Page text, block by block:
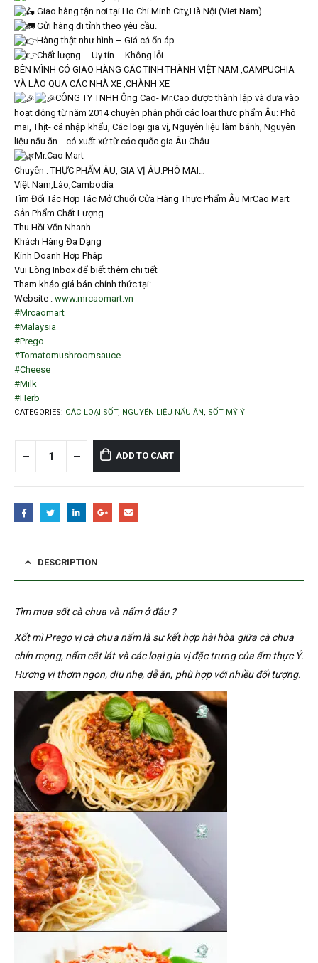
Giao hàng tận nơi tại Ho Chi Minh City,Hà Nội (Viet Nam)
Gửi hàng đi tỉnh theo yêu cầu.
Hàng thật như hình – Giá cả ổn áp
Chất lượng – Uy tín – Không lỗi
BÊN MÌNH CÓ GIAO HÀNG CÁC TINH THÀNH VIỆT NAM ,CAMPUCHIA
VÀ LÀO QUA CÁC NHÀ XE ,CHÀNH XE
CÔNG TY TNHH Ông Cao- Mr.Cao được thành lập và đưa vào
hoạt động từ năm 2014 chuyên phân phối các loại thực phẩm Âu: Phô
mai, Thịt- cá nhập khẩu, Các loại gia vị, Nguyên liệu làm bánh, Nguyên
liệu nấu ăn… có xuất xứ từ các quốc gia Âu Châu.
Mr.Cao Mart
Chuyên : THỰC PHẨM ÂU, GIA VỊ ÂU.PHÔ MAI…
Việt Nam,Lào,Cambodia
Tìm Đối Tác Hợp Tác Mở Chuổi Cửa Hàng Thực Phẩm Âu MrCao Mart
Sản Phẩm Chất Lượng
Thu Hồi Vốn Nhanh
Khách Hàng Đa Dạng
Kinh Doanh Hợp Pháp
Vui Lòng Inbox để biết thêm chi tiết
Tham khảo giá bán chính thức tại:
Website : www.mrcaomart.vn
#Mrcaomart
#Malaysia
#Prego
#Tomatomushroomsauce
#Cheese
#Milk
#Herb
CATEGORIES: CÁC LOẠI SỐT, NGUYÊN LIỆU NẤU ĂN SỐT MỲ Ý
ADD TO CART
DESCRIPTION
Tìm mua sốt cà chua và nấm ở đâu ?
Xốt mì Prego vị cà chua nấm là sự kết hợp hài hòa giữa cà chua
chín mọng, nấm cắt lát và các loại gia vị đặc trưng của ẩm thực Ý.
Hương vị thơm ngon, dịu nhẹ, dễ ăn, phù hợp với nhiều đối tượng.